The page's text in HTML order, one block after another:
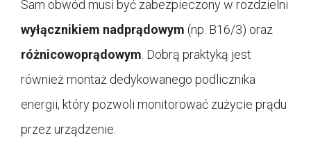
Sam obwód musi być zabezpieczony w rozdzielni
wyłącznikiem nadprądowym (np. B16/3) oraz
różnicowoprądowym. Dobrą praktyką jest
również montaż dedykowanego podlicznika
energii, który pozwoli monitorować zużycie prądu
przez urządzenie.